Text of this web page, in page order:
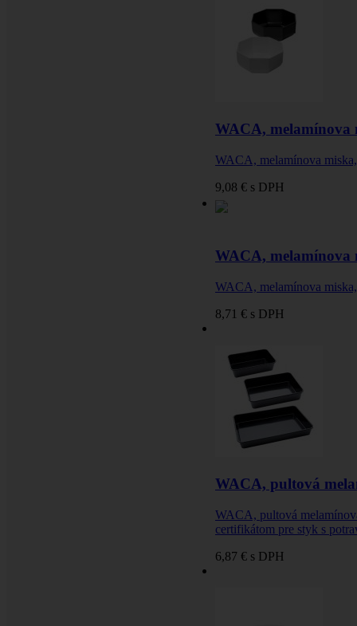
WACA, melamínova
WACA, melamínova
9,08 € s DPH
WACA, melamínova
WACA, melamínova
8,71 € s DPH
WACA, pultová
WACA, pultová
certifikátom pre styk s
6,87 € s DPH